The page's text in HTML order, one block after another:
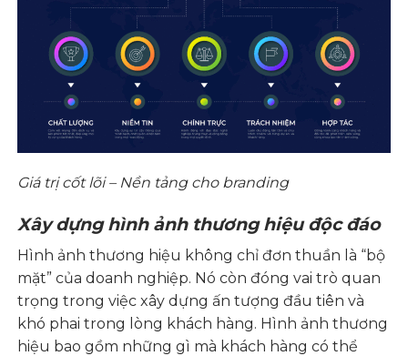
Giá trị cốt lõi – Nền tảng cho branding
Xây dựng hình ảnh thương hiệu độc đáo
Hình ảnh thương hiệu không chỉ đơn thuần là “bộ
mặt” của doanh nghiệp. Nó còn đóng vai trò quan
trọng trong việc xây dựng ấn tượng đầu tiên và
khó phai trong lòng khách hàng. Hình ảnh thương
hiệu bao gồm những gì mà khách hàng có thể